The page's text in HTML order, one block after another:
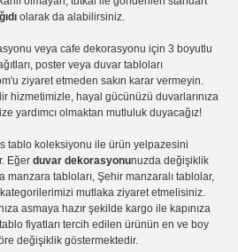
olarak da alabilirsiniz.
veyacafe dekorasyonu için3 boyutlu
, posterveya duvar tabloları
ziyaret etmeden sakın karar vermeyin.
hizmetimizle, hayal gücünüzü duvarlarınıza
yardımcı olmaktan mutluluk duyacağız!
tablo koleksiyonu ile ürün yelpazesini
Eğerduvar dekorasyonunuzda değişiklik
manzara tabloları, Şehir manzaralı tablolar,
kategorilerimizi mutlaka ziyaret etmelisiniz.
asmaya hazır şekilde kargo ile kapınıza
fiyatlarıtercih edilen ürünün en ve boy
değişiklik göstermektedir.